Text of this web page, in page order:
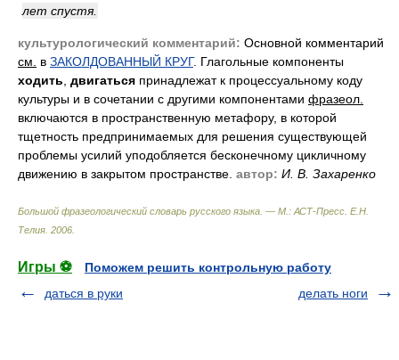
лет спустя.
культурологический комментарий: Основной комментарий
см.
в ЗАКОЛДОВАННЫЙ КРУГ. Глагольные компоненты
ходить двигаться принадлежат к процессуальному коду
культуры и в сочетании с другими компонентами фразеол.
включаются в пространственную метафору, в которой
тщетность предпринимаемых для решения существующей
проблемы усилий уподобляется бесконечному цикличному
движению в закрытом пространстве. автор: И. В. Захаренко
Большой фразеологический словарь русского языка. — М.: АСТ-Пресс Е.Н.
Телия 2006
Игры ⚽
Поможем решить контрольную работу
даться в руки
делать ноги